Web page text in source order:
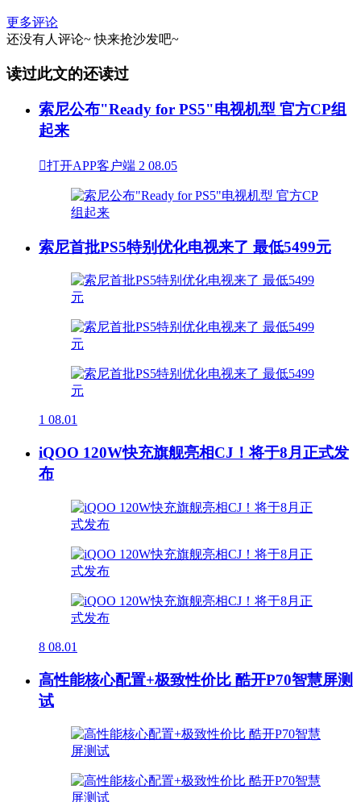
更多评论
还没有人评论~ 快来抢沙发吧~
读过此文的还读过
索尼公布"Ready for PS5"电视机型 官方CP组
起来
打开APP客户端 2 08.05
索尼首批PS5特别优化电视来了 最低5499元
1 08.01
iQOO 120W快充旗舰亮相CJ！将于8月正式发
布
8 08.01
高性能核心配置+极致性价比 酷开P70智慧屏测
试